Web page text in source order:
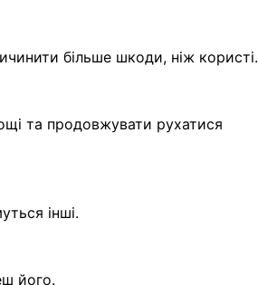
більше шкоди, ніж користі.
та продовжувати рухатися
інші.
його.